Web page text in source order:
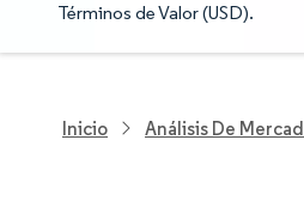
Términos de Valor (USD).
Inicio Análisis De